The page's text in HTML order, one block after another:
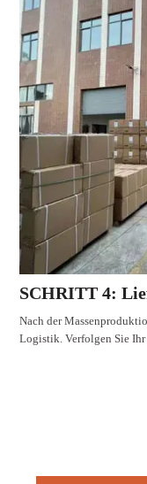
SCHRITT 4:
Nach der
Logistik. Verfolgen Sie Ihr